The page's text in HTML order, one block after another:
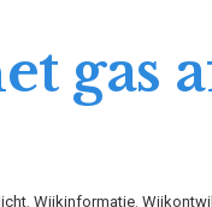
gas
, Wijkinformatie,